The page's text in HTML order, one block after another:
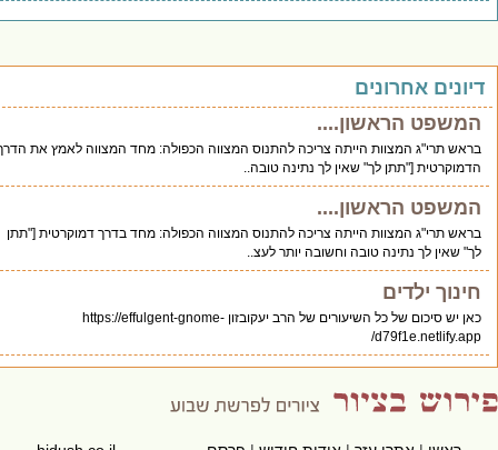
אחרונים
הראשון....
תרי"ג המצוות הייתה צריכה להתנוס המצווה הכפולה: מחד המצווה לאמץ את הדרך
["תתן לך" שאין לך נתינה טובה..
הראשון....
תרי"ג המצוות הייתה צריכה להתנוס המצווה הכפולה: מחד בדרך דמוקרטית ["תתן
לך נתינה טובה וחשובה יותר לעצ..
ילדים
כאן יש סיכום של כל השיעורים של הרב יעקובזון https://effulgent-gnome-